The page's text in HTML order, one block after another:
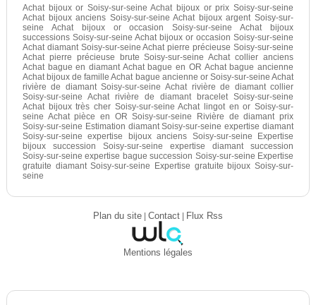
Achat bijoux or Soisy-sur-seine Achat bijoux or prix Soisy-sur-seine
Achat bijoux anciens Soisy-sur-seine Achat bijoux argent Soisy-sur-
seine Achat bijoux or occasion Soisy-sur-seine Achat bijoux
successions Soisy-sur-seine Achat bijoux or occasion Soisy-sur-seine
Achat diamant Soisy-sur-seine Achat pierre précieuse Soisy-sur-seine
Achat pierre précieuse brute Soisy-sur-seine Achat collier anciens
Achat bague en diamant Achat bague en OR Achat bague ancienne
Achat bijoux de famille Achat bague ancienne or Soisy-sur-seine Achat
rivière de diamant Soisy-sur-seine Achat rivière de diamant collier
Soisy-sur-seine Achat rivière de diamant bracelet Soisy-sur-seine
Achat bijoux très cher Soisy-sur-seine Achat lingot en or Soisy-sur-
seine Achat pièce en OR Soisy-sur-seine Rivière de diamant prix
Soisy-sur-seine Estimation diamant Soisy-sur-seine expertise diamant
Soisy-sur-seine expertise bijoux anciens Soisy-sur-seine Expertise
bijoux succession Soisy-sur-seine expertise diamant succession
Soisy-sur-seine expertise bague succession Soisy-sur-seine Expertise
gratuite diamant Soisy-sur-seine Expertise gratuite bijoux Soisy-sur-
seine
Plan du site| Contact| Flux Rss
Mentions légales